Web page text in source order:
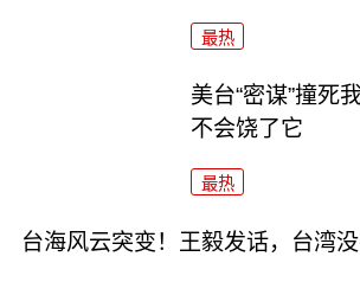
最热
美台“密谋”撞死
不会饶了它
最热
台海风云突变！王毅发话，台湾